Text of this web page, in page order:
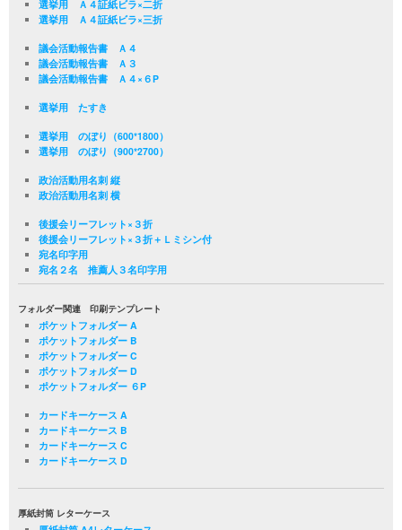
選挙用 Ａ４証紙ビラ×二折
選挙用 Ａ４証紙ビラ×三折
議会活動報告書 Ａ４
議会活動報告書 Ａ３
議会活動報告書 Ａ４×６P
選挙用 たすき
選挙用 のぼり（600*1800）
選挙用 のぼり（900*2700）
政治活動用名刺 縦
政治活動用名刺 横
後援会リーフレット×３折
後援会リーフレット×３折＋Ｌミシン付
宛名印字用
宛名２名 推薦人３名印字用
フォルダー関連 印刷テンプレート
ポケットフォルダー A
ポケットフォルダー B
ポケットフォルダー C
ポケットフォルダー D
ポケットフォルダー ６P
カードキーケース A
カードキーケース B
カードキーケース C
カードキーケース D
厚紙封筒 レターケース